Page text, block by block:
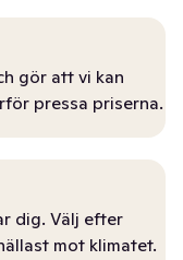
gör att vi kan
pressa priserna.
dig. Välj efter
mot klimatet.